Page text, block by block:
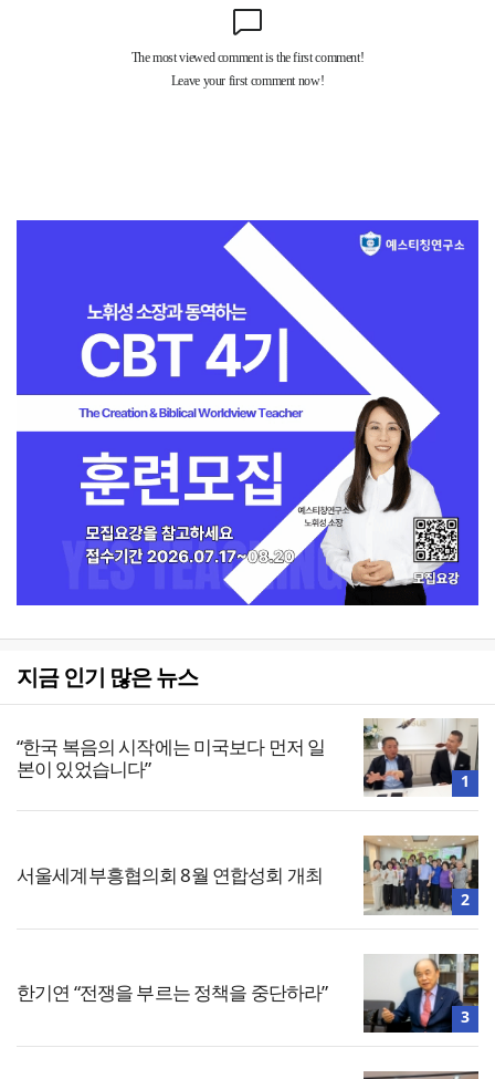
지금 인기 많은 뉴스
“한국 복음의 시작에는 미국보다 먼저 일
본이 있었습니다”
1
서울세계부흥협의회 8월 연합성회 개최
2
한기연 “전쟁을 부르는 정책을 중단하라”
3